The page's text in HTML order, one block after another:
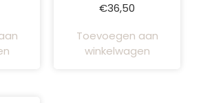
€36,50
Toevoegen aan
winkelwagen